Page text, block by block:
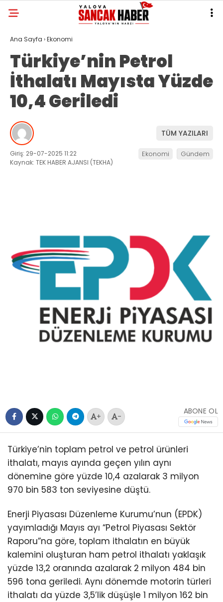
Ana Sayfa ›Ekonomi
Türkiye’nin Petrol
İthalatı Mayısta Yüzde
10,4 Geriledi
TÜM YAZILARI
Giriş: 29-07-2025 11:22
Kaynak: TEK HABER AJANSI (TEKHA)
Ekonomi Gündem
+ -
ABONE OL
Türkiye’nin toplam petrol ve petrol ürünleri
ithalatı, mayıs ayında geçen yılın aynı
dönemine göre yüzde 10,4 azalarak 3 milyon
970 bin 583 ton seviyesine düştü.
Enerji Piyasası Düzenleme Kurumu’nun (EPDK)
yayımladığı Mayıs ayı “Petrol Piyasası Sektör
Raporu”na göre, toplam ithalatın en büyük
kalemini oluşturan ham petrol ithalatı yaklaşık
yüzde 13,2 oranında azalarak 2 milyon 484 bin
596 tona geriledi. Aynı dönemde motorin türleri
ithalatı da yüzde 3,5’lik düşüşle 1 milyon 162 bin